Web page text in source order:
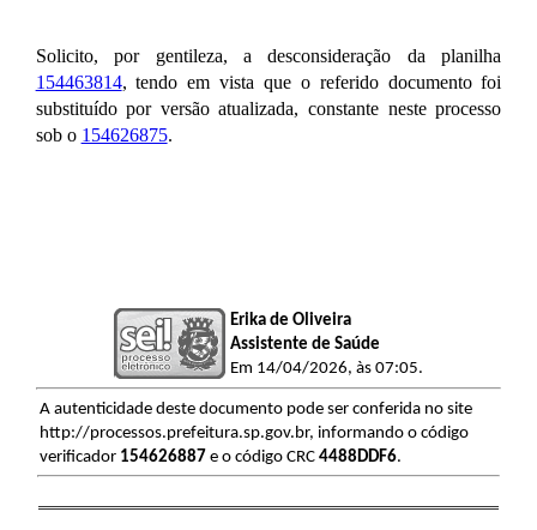
Solicito, por gentileza, a desconsideração da planilha
154463814, tendo em vista que o referido documento foi
substituído por versão atualizada, constante neste processo
sob o 154626875.
Erika de Oliveira
Assistente de Saúde
Em 14/04/2026, às 07:05.
A autenticidade deste documento pode ser conferida no site
http://processos.prefeitura.sp.gov.br, informando o código
verificador 154626887 e o código CRC 4488DDF6.